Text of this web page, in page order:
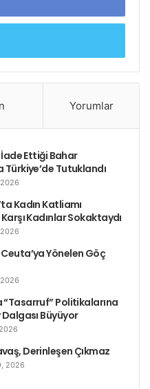
on binlerce göçmen
sayımı sonucunda
işçinin bulunduğu ve
lüks beldelerde
ise Maldivler’de
işçi sayısının
olduğu gibi burada da
belgelerine el
gibi insanlık
kalıyorlar.
çevredeki
kalıyorlar.
Yorumlar
İade Ettiği Bahar
Türkiye’de Tutuklandı
Kadın Katliamı
Kadınlar Sokaktaydı
Yönelen Göç
“Tasarruf” Politikalarına
Dalgası Büyüyor
Derinleşen Çıkmaz
2026